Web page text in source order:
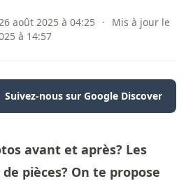
août 2025 à 04:25
·
Mis à jour le
à 14:57
Suivez-nous sur Google Discover
avant et après? Les
pièces? On te propose